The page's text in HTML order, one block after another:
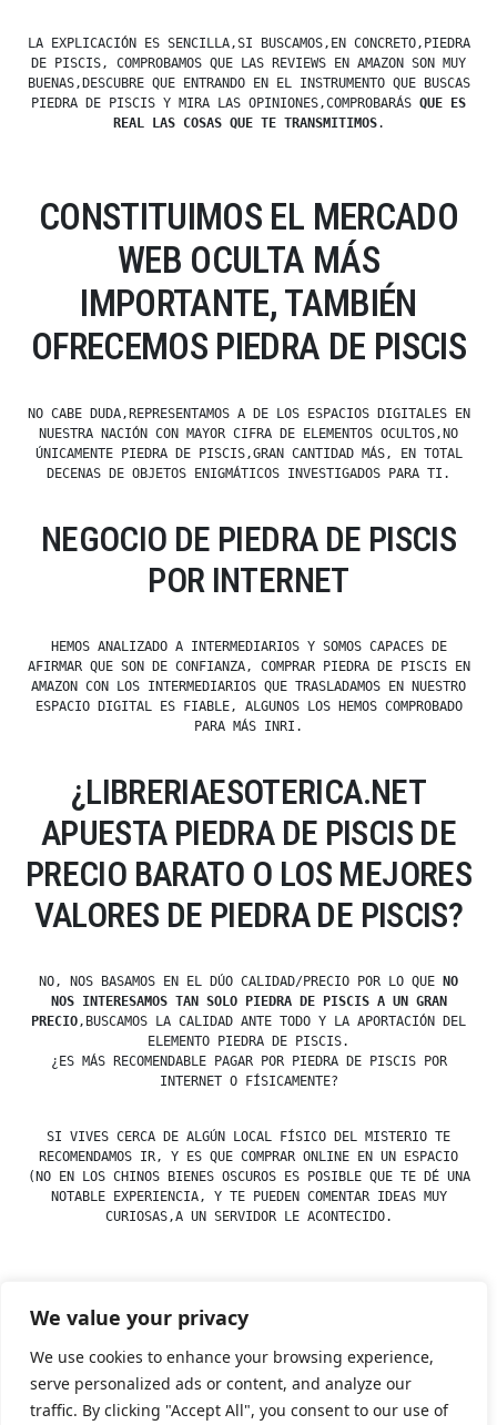
We value your privacy
We use cookies to enhance your browsing experience,
serve personalized ads or content, and analyze our
traffic. By clicking "Accept All", you consent to our use of
LA EXPLICACIÓN ES SENCILLA,SI BUSCAMOS,EN CONCRETO,PIEDRA
DE PISCIS, COMPROBAMOS QUE LAS REVIEWS EN AMAZON SON MUY
BUENAS,DESCUBRE QUE ENTRANDO EN EL INSTRUMENTO QUE BUSCAS
PIEDRA DE PISCIS Y MIRA LAS OPINIONES,COMPROBARÁS QUE ES
REAL LAS COSAS QUE TE TRANSMITIMOS.
CONSTITUIMOS EL MERCADO
WEB OCULTA MÁS
IMPORTANTE, TAMBIÉN
OFRECEMOS PIEDRA DE PISCIS
NO CABE DUDA,REPRESENTAMOS A DE LOS ESPACIOS DIGITALES EN
NUESTRA NACIÓN CON MAYOR CIFRA DE ELEMENTOS OCULTOS,NO
ÚNICAMENTE PIEDRA DE PISCIS,GRAN CANTIDAD MÁS, EN TOTAL
DECENAS DE OBJETOS ENIGMÁTICOS INVESTIGADOS PARA TI.
NEGOCIO DE PIEDRA DE PISCIS
POR INTERNET
HEMOS ANALIZADO A INTERMEDIARIOS Y SOMOS CAPACES DE
AFIRMAR QUE SON DE CONFIANZA, COMPRAR PIEDRA DE PISCIS EN
AMAZON CON LOS INTERMEDIARIOS QUE TRASLADAMOS EN NUESTRO
ESPACIO DIGITAL ES FIABLE, ALGUNOS LOS HEMOS COMPROBADO
PARA MÁS INRI.
¿LIBRERIAESOTERICA.NET
APUESTA PIEDRA DE PISCIS DE
PRECIO BARATO O LOS MEJORES
VALORES DE PIEDRA DE PISCIS?
NO, NOS BASAMOS EN EL DÚO CALIDAD/PRECIO POR LO QUE
NO
NOS INTERESAMOS TAN SOLO PIEDRA DE PISCIS A UN GRAN
PRECIO,BUSCAMOS LA CALIDAD ANTE TODO Y LA APORTACIÓN DEL
ELEMENTO PIEDRA DE PISCIS.
¿ES MÁS RECOMENDABLE PAGAR POR PIEDRA DE PISCIS POR
INTERNET O FÍSICAMENTE?
SI VIVES CERCA DE ALGÚN LOCAL FÍSICO DEL MISTERIO TE
RECOMENDAMOS IR, Y ES QUE COMPRAR ONLINE EN UN ESPACIO
(NO EN LOS CHINOS BIENES OSCUROS ES POSIBLE QUE TE DÉ UNA
NOTABLE EXPERIENCIA, Y TE PUEDEN COMENTAR IDEAS MUY
CURIOSAS,A UN SERVIDOR LE ACONTECIDO.
Posted
esdfninj34 23 December, 2019